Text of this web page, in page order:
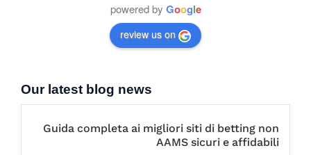
powered by Google
review us on
Our latest blog news
Guida completa ai migliori siti di betting non
AAMS sicuri e affidabili